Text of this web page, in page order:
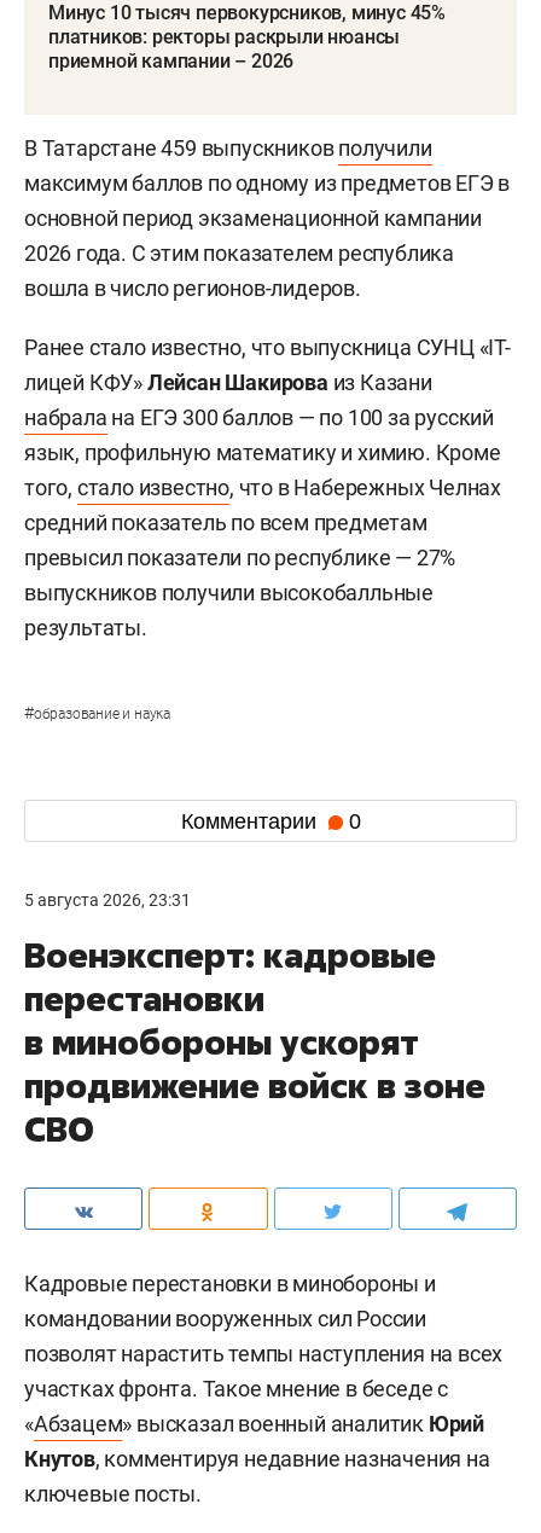
Минус 10 тысяч первокурсников, минус 45%
платников: ректоры раскрыли нюансы
приемной кампании – 2026
В Татарстане 459 выпускниковполучили
максимум баллов по одному из предметов ЕГЭ в
основной период экзаменационной кампании
2026 года. С этим показателем республика
вошла в число регионов-лидеров.
Ранее стало известно, что выпускница СУНЦ «IT-
лицей КФУ»Лейсан Шакирова из Казани
набрала на ЕГЭ 300 баллов — по 100 за русский
язык, профильную математику и химию. Кроме
того, стало известно, что в Набережных Челнах
средний показатель по всем предметам
превысил показатели по республике — 27%
выпускников получили высокобалльные
результаты.
#образование и наука
Комментарии 0
5 августа 2026, 23:31
Военэксперт: кадровые
перестановки
в минобороны ускорят
продвижение войск в зоне
СВО
Кадровые перестановки в минобороны и
командовании вооруженных сил России
позволят нарастить темпы наступления на всех
участках фронта. Такое мнение в беседе с
«Абзацем» высказал военный аналитик Юрий
Кнутов, комментируя недавние назначения на
ключевые посты.